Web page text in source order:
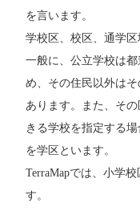
を言います。
学校区、校区、通学区
一般に、公立学校は
め、その住民以外は
あります。また、そ
きる学校を指定する
を学区といます。
TerraMapでは、小学
す。